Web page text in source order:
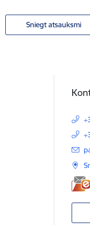
Sniegt atsauksmi